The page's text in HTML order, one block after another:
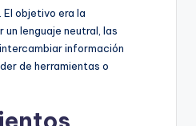
objetivo era la
lenguaje neutral, las
información
de herramientas o